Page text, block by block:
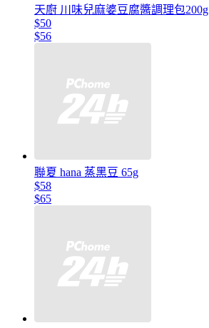
天廚 川味兒麻婆豆腐醬調理包200g
$50
$56
聯夏 hana 蒸黑豆 65g
$58
$65